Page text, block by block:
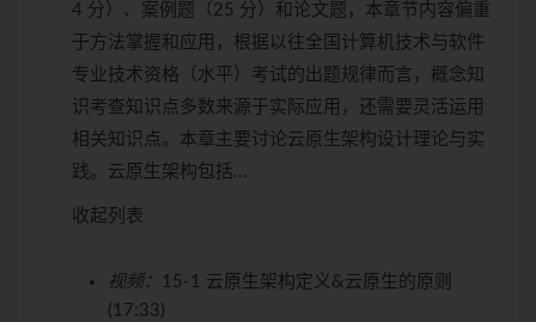
4 分）、案例题（25 分）和论文题，本章节内容偏重
于方法掌握和应用，根据以往全国计算机技术与软件
专业技术资格（水平）考试的出题规律而言，概念知
识考查知识点多数来源于实际应用，还需要灵活运用
相关知识点。本章主要讨论云原生架构设计理论与实
践。云原生架构包括…
收起列表
视频：
15-1 云原生架构定义&云原生的原则
(17:33)